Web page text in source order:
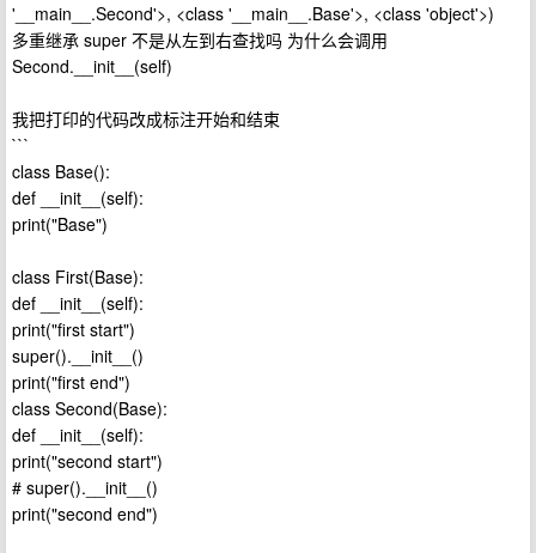
'__main__.Second'>, <class '__main__.Base'>, <class 'object'>)
多重继承 super 不是从左到右查找吗 为什么会调用
Second.__init__(self)
我把打印的代码改成标注开始和结束
```
class Base():
def __init__(self):
print("Base")
class First(Base):
def __init__(self):
print("first start")
super().__init__()
print("first end")
class Second(Base):
def __init__(self):
print("second start")
# super().__init__()
print("second end")